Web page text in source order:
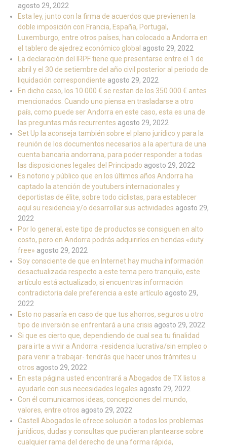
agosto 29, 2022
Esta ley, junto con la firma de acuerdos que previenen la
doble imposición con Francia, España, Portugal,
Luxemburgo, entre otros países, han colocado a Andorra en
el tablero de ajedrez económico global agosto 29, 2022
La declaración del IRPF tiene que presentarse entre el 1 de
abril y el 30 de setiembre del año civil posterior al periodo de
liquidación correspondiente agosto 29, 2022
En dicho caso, los 10.000 € se restan de los 350.000 € antes
mencionados. Cuando uno piensa en trasladarse a otro
país, como puede ser Andorra en este caso, esta es una de
las preguntas más recurrentes agosto 29, 2022
Set Up la aconseja también sobre el plano jurídico y para la
reunión de los documentos necesarios a la apertura de una
cuenta bancaria andorrana, para poder responder a todas
las disposiciones legales del Principado agosto 29, 2022
Es notorio y público que en los últimos años Andorra ha
captado la atención de youtubers internacionales y
deportistas de élite, sobre todo ciclistas, para establecer
aquí su residencia y/o desarrollar sus actividades agosto 29,
2022
Por lo general, este tipo de productos se consiguen en alto
costo, pero en Andorra podrás adquirirlos en tiendas «duty
free» agosto 29, 2022
Soy consciente de que en Internet hay mucha información
desactualizada respecto a este tema pero tranquilo, este
artículo está actualizado, si encuentras información
contradictoria dale preferencia a este artículo agosto 29,
2022
Esto no pasaría en caso de que tus ahorros, seguros u otro
tipo de inversión se enfrentará a una crisis agosto 29, 2022
Si que es cierto que, dependiendo de cual sea tu finalidad
para irte a vivir a Andorra -residencia lucrativa/sin empleo o
para venir a trabajar- tendrás que hacer unos trámites u
otros agosto 29, 2022
En esta página usted encontrará a Abogados de TX listos a
ayudarle con sus necesidades legales agosto 29, 2022
Con él comunicamos ideas, concepciones del mundo,
valores, entre otros agosto 29, 2022
Castell Abogados le ofrece solución a todos los problemas
jurídicos, dudas y consultas que pudieran plantearse sobre
cualquier rama del derecho de una forma rápida,